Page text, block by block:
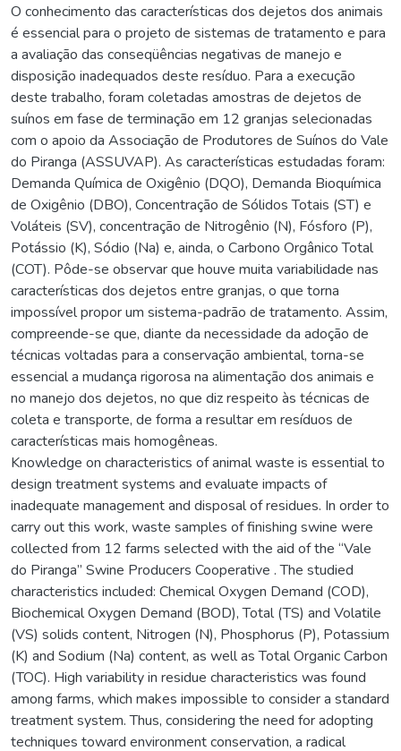
O conhecimento das características dos dejetos dos animais
é essencial para o projeto de sistemas de tratamento e para
a avaliação das conseqüências negativas de manejo e
disposição inadequados deste resíduo. Para a execução
deste trabalho, foram coletadas amostras de dejetos de
suínos em fase de terminação em 12 granjas selecionadas
com o apoio da Associação de Produtores de Suínos do Vale
do Piranga (ASSUVAP). As características estudadas foram:
Demanda Química de Oxigênio (DQO), Demanda Bioquímica
de Oxigênio (DBO), Concentração de Sólidos Totais (ST) e
Voláteis (SV), concentração de Nitrogênio (N), Fósforo (P),
Potássio (K), Sódio (Na) e, ainda, o Carbono Orgânico Total
(COT). Pôde-se observar que houve muita variabilidade nas
características dos dejetos entre granjas, o que torna
impossível propor um sistema-padrão de tratamento. Assim,
compreende-se que, diante da necessidade da adoção de
técnicas voltadas para a conservação ambiental, torna-se
essencial a mudança rigorosa na alimentação dos animais e
no manejo dos dejetos, no que diz respeito às técnicas de
coleta e transporte, de forma a resultar em resíduos de
características mais homogêneas.
Knowledge on characteristics of animal waste is essential to
design treatment systems and evaluate impacts of
inadequate management and disposal of residues. In order to
carry out this work, waste samples of finishing swine were
collected from 12 farms selected with the aid of the “Vale
do Piranga” Swine Producers Cooperative . The studied
characteristics included: Chemical Oxygen Demand (COD),
Biochemical Oxygen Demand (BOD), Total (TS) and Volatile
(VS) solids content, Nitrogen (N), Phosphorus (P), Potassium
(K) and Sodium (Na) content, as well as Total Organic Carbon
(TOC). High variability in residue characteristics was found
among farms, which makes impossible to consider a standard
treatment system. Thus, considering the need for adopting
techniques toward environment conservation, a radical